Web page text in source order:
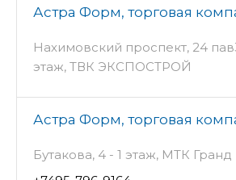
Астра Форм, торговая
Нахимовский проспект, 24
этаж, ТВК ЭКСПОСТРОЙ
Астра Форм, торговая
Бутакова, 4 - 1 этаж, МТК Гранд